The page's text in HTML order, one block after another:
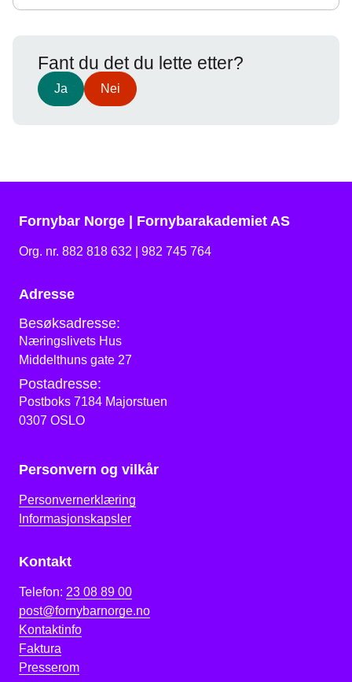
Fant du det du lette etter?
Ja Nei
Fornybar Norge | Fornybarakademiet AS
Org. nr. 882 818 632 | 982 745 764
Adresse
Besøksadresse:
Næringslivets Hus
Middelthuns gate 27
Postadresse:
Postboks 7184 Majorstuen
0307 OSLO
Personvern og vilkår
Personvernerklæring
Informasjonskapsler
Kontakt
Telefon: 23 08 89 00
post@fornybarnorge.no
Kontaktinfo
Faktura
Presserom